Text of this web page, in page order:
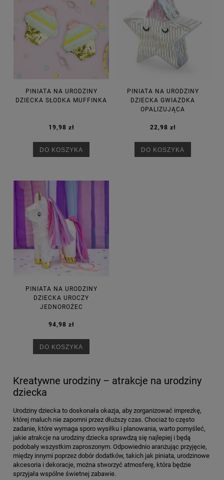
PINIATA NA URODZINY
DZIECKA SŁODKA MUFFINKA
19,98 zł
DO KOSZYKA
PINIATA NA URODZINY
DZIECKA GWIAZDKA
OPALIZUJĄCA
22,98 zł
DO KOSZYKA
PINIATA NA URODZINY
DZIECKA UROCZY
JEDNOROŻEC
94,98 zł
DO KOSZYKA
Kreatywne urodziny – atrakcje na urodziny
dziecka
Urodziny dziecka to doskonała okazja, aby zorganizować imprezkę,
której maluch nie zapomni przez dłuższy czas. Chociaż to często
zadanie, które wymaga sporo wysiłku i planowania, warto pomyśleć,
jakie atrakcje na urodziny dziecka sprawdzą się najlepiej i będą
podobały wszystkim zaproszonym. Odpowiednio aranżując przyjęcie,
między innymi poprzez dobór dodatków, takich jak piniata, urodzinowe
akcesoria i dekoracje, można stworzyć atmosferę, która będzie
sprzyjała wspólne świetnej zabawie.